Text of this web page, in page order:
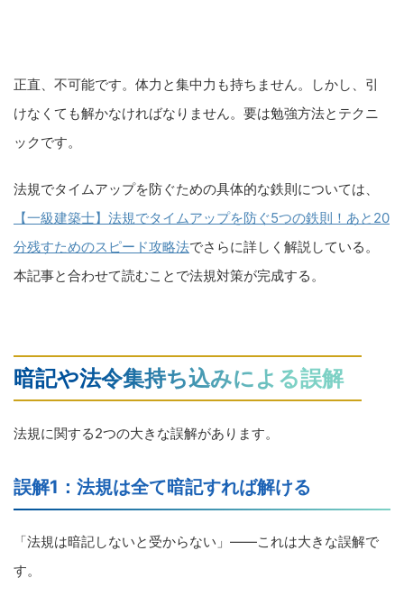
正直、不可能です。体力と集中力も持ちません。しかし、引
けなくても解かなければなりません。要は勉強方法とテクニ
ックです。
法規でタイムアップを防ぐための具体的な鉄則については、
【一級建築士】法規でタイムアップを防ぐ5つの鉄則！あと20
分残すためのスピード攻略法でさらに詳しく解説している。
本記事と合わせて読むことで法規対策が完成する。
暗記や法令集持ち込みによる誤解
法規に関する2つの大きな誤解があります。
誤解1：法規は全て暗記すれば解ける
「法規は暗記しないと受からない」――これは大きな誤解で
す。